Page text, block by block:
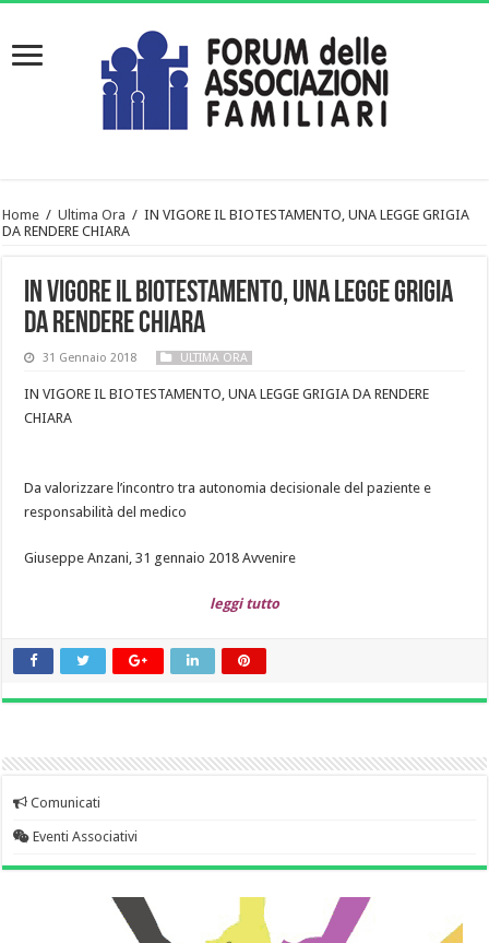
Home / Ultima Ora / IN VIGORE IL BIOTESTAMENTO, UNA LEGGE GRIGIA
DA RENDERE CHIARA
IN VIGORE IL BIOTESTAMENTO, UNA LEGGE GRIGIA
DA RENDERE CHIARA
31 Gennaio 2018 ULTIMA ORA
IN VIGORE IL BIOTESTAMENTO, UNA LEGGE GRIGIA DA RENDERE
CHIARA
Da valorizzare l’incontro tra autonomia decisionale del paziente e
responsabilità del medico
Giuseppe Anzani, 31 gennaio 2018 Avvenire
leggi tutto
Comunicati
Eventi Associativi